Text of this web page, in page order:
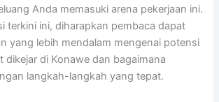
Anda memasuki arena pekerjaan ini.
terkini ini, diharapkan pembaca dapat
yang lebih mendalam mengenai potensi
dikejar di Konawe dan bagaimana
langkah-langkah yang tepat.